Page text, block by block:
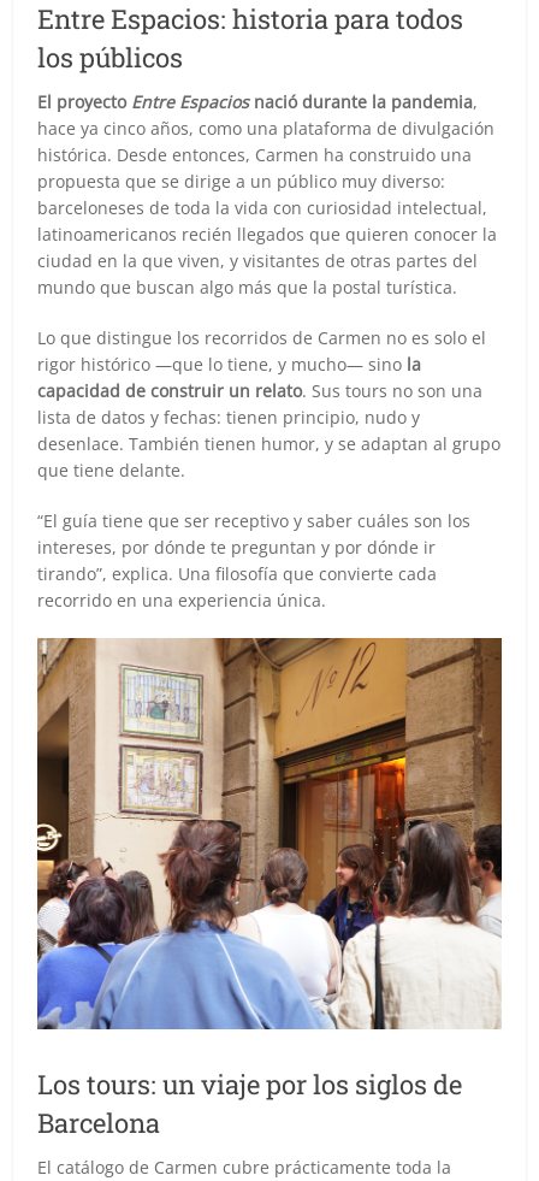
Entre Espacios: historia para todos
los públicos
El proyecto Entre Espaciosnació durante la pandemia,
hace ya cinco años, como una plataforma de divulgación
histórica. Desde entonces, Carmen ha construido una
propuesta que se dirige a un público muy diverso:
barceloneses de toda la vida con curiosidad intelectual,
latinoamericanos recién llegados que quieren conocer la
ciudad en la que viven, y visitantes de otras partes del
mundo que buscan algo más que la postal turística.
Lo que distingue los recorridos de Carmen no es solo el
rigor histórico —que lo tiene, y mucho— sino la
capacidad de construir un relato. Sus tours no son una
lista de datos y fechas: tienen principio, nudo y
desenlace. También tienen humor, y se adaptan al grupo
que tiene delante.
“El guía tiene que ser receptivo y saber cuáles son los
intereses, por dónde te preguntan y por dónde ir
tirando”, explica. Una filosofía que convierte cada
recorrido en una experiencia única.
Los tours: un viaje por los siglos de
Barcelona
El catálogo de Carmen cubre prácticamente toda la